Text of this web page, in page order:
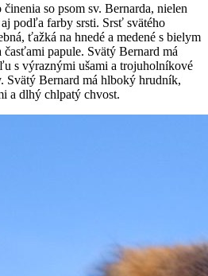
so psom sv. Bernarda, nielen
podľa farby srsti. Srsť svätého
ťažká na hnedé a medené s bielym
papule. Svätý Bernard má
s výraznými ušami a trojuholníkové
Svätý Bernard má hlboký hrudník,
a dlhý chlpatý chvost.